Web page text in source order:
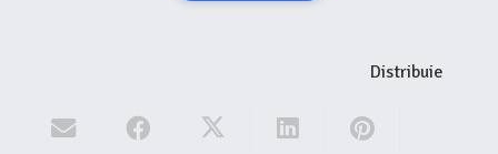
Distribuie